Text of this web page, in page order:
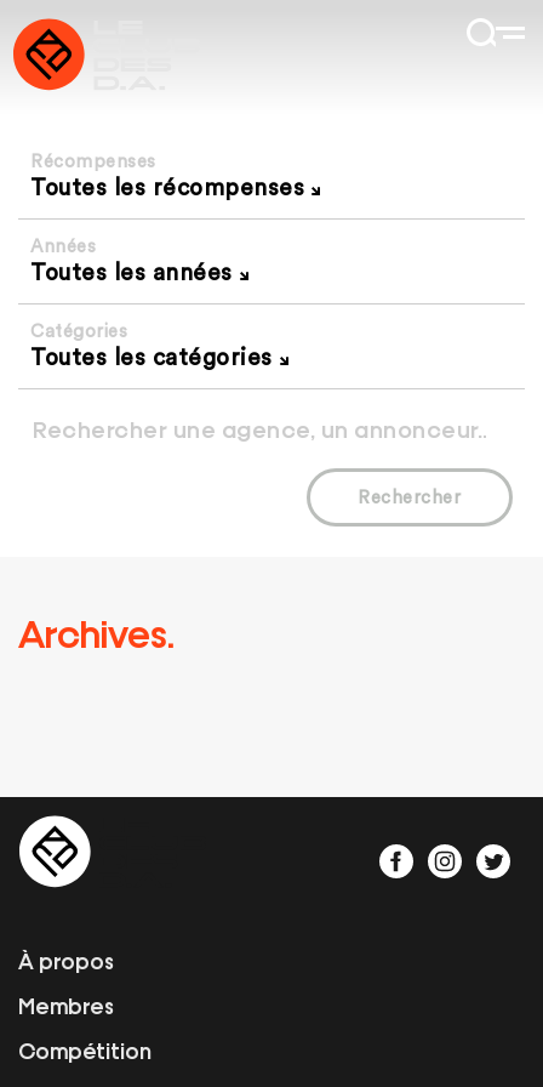
Récompenses
Toutes les récompenses
Années
Toutes les années
Catégories
Toutes les catégories
Rechercher
Archives.
À propos
Membres
Compétition